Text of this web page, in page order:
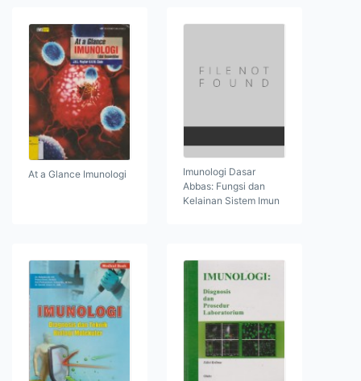
At a Glance Imunologi
Imunologi Dasar
Abbas: Fungsi dan
Kelainan Sistem Imun